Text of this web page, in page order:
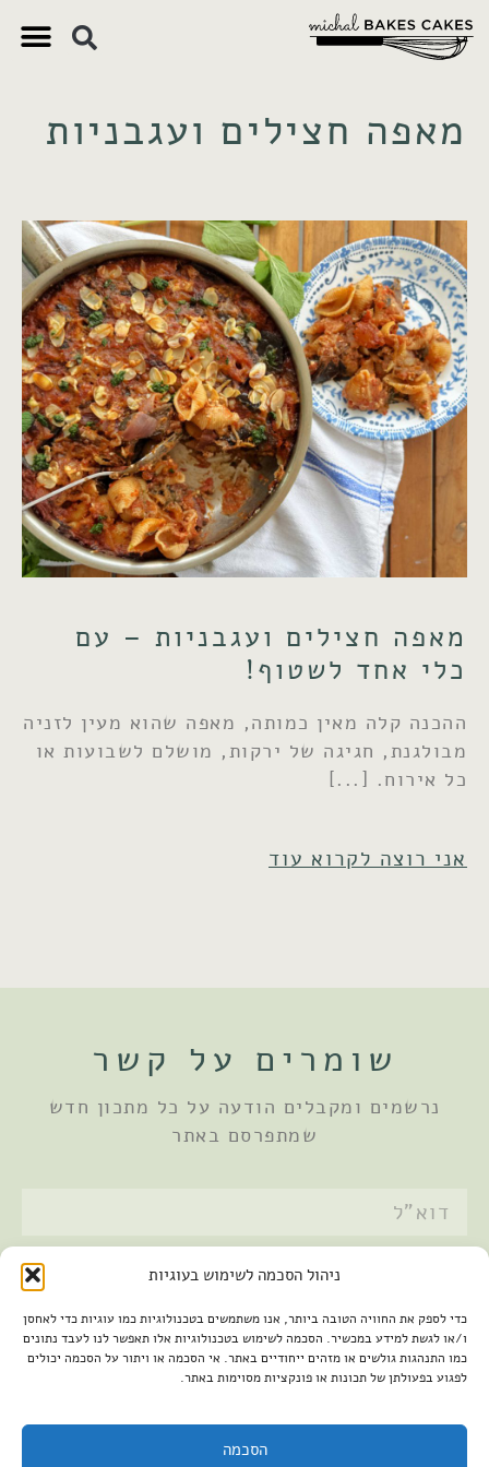
ניהול הסכמה לשימוש בעוגיות
כדי לספק את החוויה הטובה ביותר, אנו משתמשים בטכנולוגיות כמו עוגיות כדי לאחסן
ו/או לגשת למידע במכשיר. הסכמה לשימוש בטכנולוגיות אלו תאפשר לנו לעבד נתונים
כמו התנהגות גולשים או מזהים ייחודיים באתר. אי הסכמה או ויתור על הסכמה יכולים
לפגוע בפעולתן של תכונות או פונקציות מסוימות באתר.
הסכמה
מאפה חצילים ועגבניות
מאפה חצילים ועגבניות – עם
כלי אחד לשטוף!
ההכנה קלה מאין כמותה, מאפה שהוא מעין לזניה
מבולגנת, חגיגה של ירקות, מושלם לשבועות או
כל אירוח.
אני רוצה לקרוא עוד
שומרים על קשר
נרשמים ומקבלים הודעה על כל מתכון חדש
שמתפרסם באתר
אני מאשר/ת אתמדיניות הפרטיות
שלחתי